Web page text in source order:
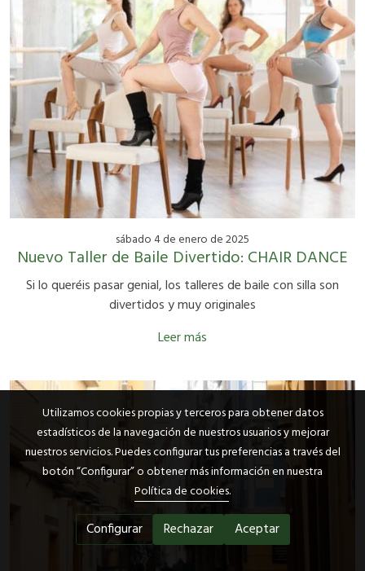
sábado 4 de enero de 2025
Nuevo Taller de Baile Divertido: CHAIR DANCE
Si lo queréis pasar genial, los talleres de baile con silla son
divertidos y muy originales
Leer más
Utilizamos cookies propias y terceros para obtener datos
estadísticos de la navegación de nuestros usuarios y mejorar
nuestros servicios. Puedes configurar tus preferencias a través del
botón “Configurar” o obtener más información en nuestra
Política de cookies.
Configurar Rechazar Aceptar